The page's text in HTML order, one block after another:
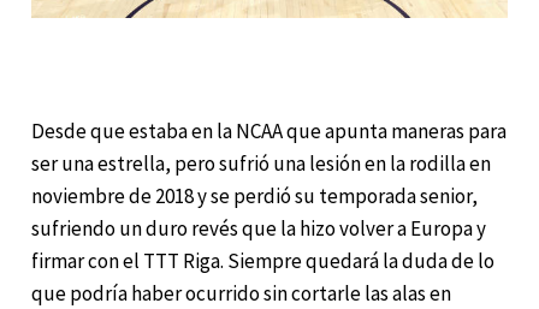
Desde que estaba en la NCAA que apunta maneras para
ser una estrella, pero sufrió una lesión en la rodilla en
noviembre de 2018 y se perdió su temporada senior,
sufriendo un duro revés que la hizo volver a Europa y
firmar con el TTT Riga. Siempre quedará la duda de lo
que podría haber ocurrido sin cortarle las alas en